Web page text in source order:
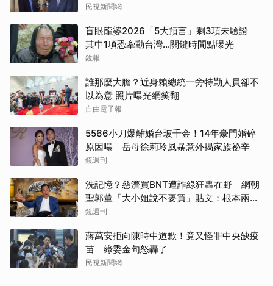
民視新聞網
盲眼龍婆2026「5大預言」剩3項未驗證
其中1項恐牽動台灣...關鍵時間點曝光
鏡報
誰那麼大膽？近身賴總統一旁特勤人員卻不
以為意 照片曝光網笑翻
自由電子報
5566小刀爆離婚台玻千金！14年豪門婚碎
原因曝 岳母徐莉玲風暴意外揭家族祕辛
鏡週刊
洗記憶？慈濟買BNT遭詐綠狂轟在野 網朝
聖郭董「大小姐說不要買」貼文：根本兩碼
事
鏡週刊
蔣萬安拒向陳時中道歉！竟又怪罪中央缺疫
苗 綠委金句怒轟了
民視新聞網
取消